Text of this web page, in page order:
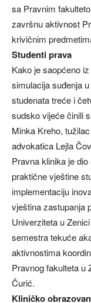
sa Pravnim
završnu aktivnost
krivičnim
Studenti prava
Kako je saopćeno
simulacija suđenja
studenata treće i
sudsko vijeće činili
Minka Kreho,
advokatica Lejla
Pravna klinika je
praktične vještine
implementaciju
vještina zastupanja
Univerziteta u
semestra tekuće
aktivnostima
Pravnog fakulteta u
Čurić.
Kliničko